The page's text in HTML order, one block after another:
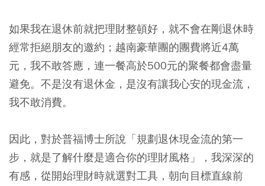
如果我在退休前就把理財整頓好，就不會在剛退休時
經常拒絕朋友的邀約；越南豪華團的團費將近4萬
元，我不敢答應，連一餐高於500元的聚餐都會盡量
避免。不是沒有退休金，是沒有讓我心安的現金流，
我不敢消費。
因此，對於普福博士所說「規劃退休現金流的第一
步，就是了解什麼是適合你的理財風格」，我深深的
有感，從開始理財時就選對工具，朝向目標直線前